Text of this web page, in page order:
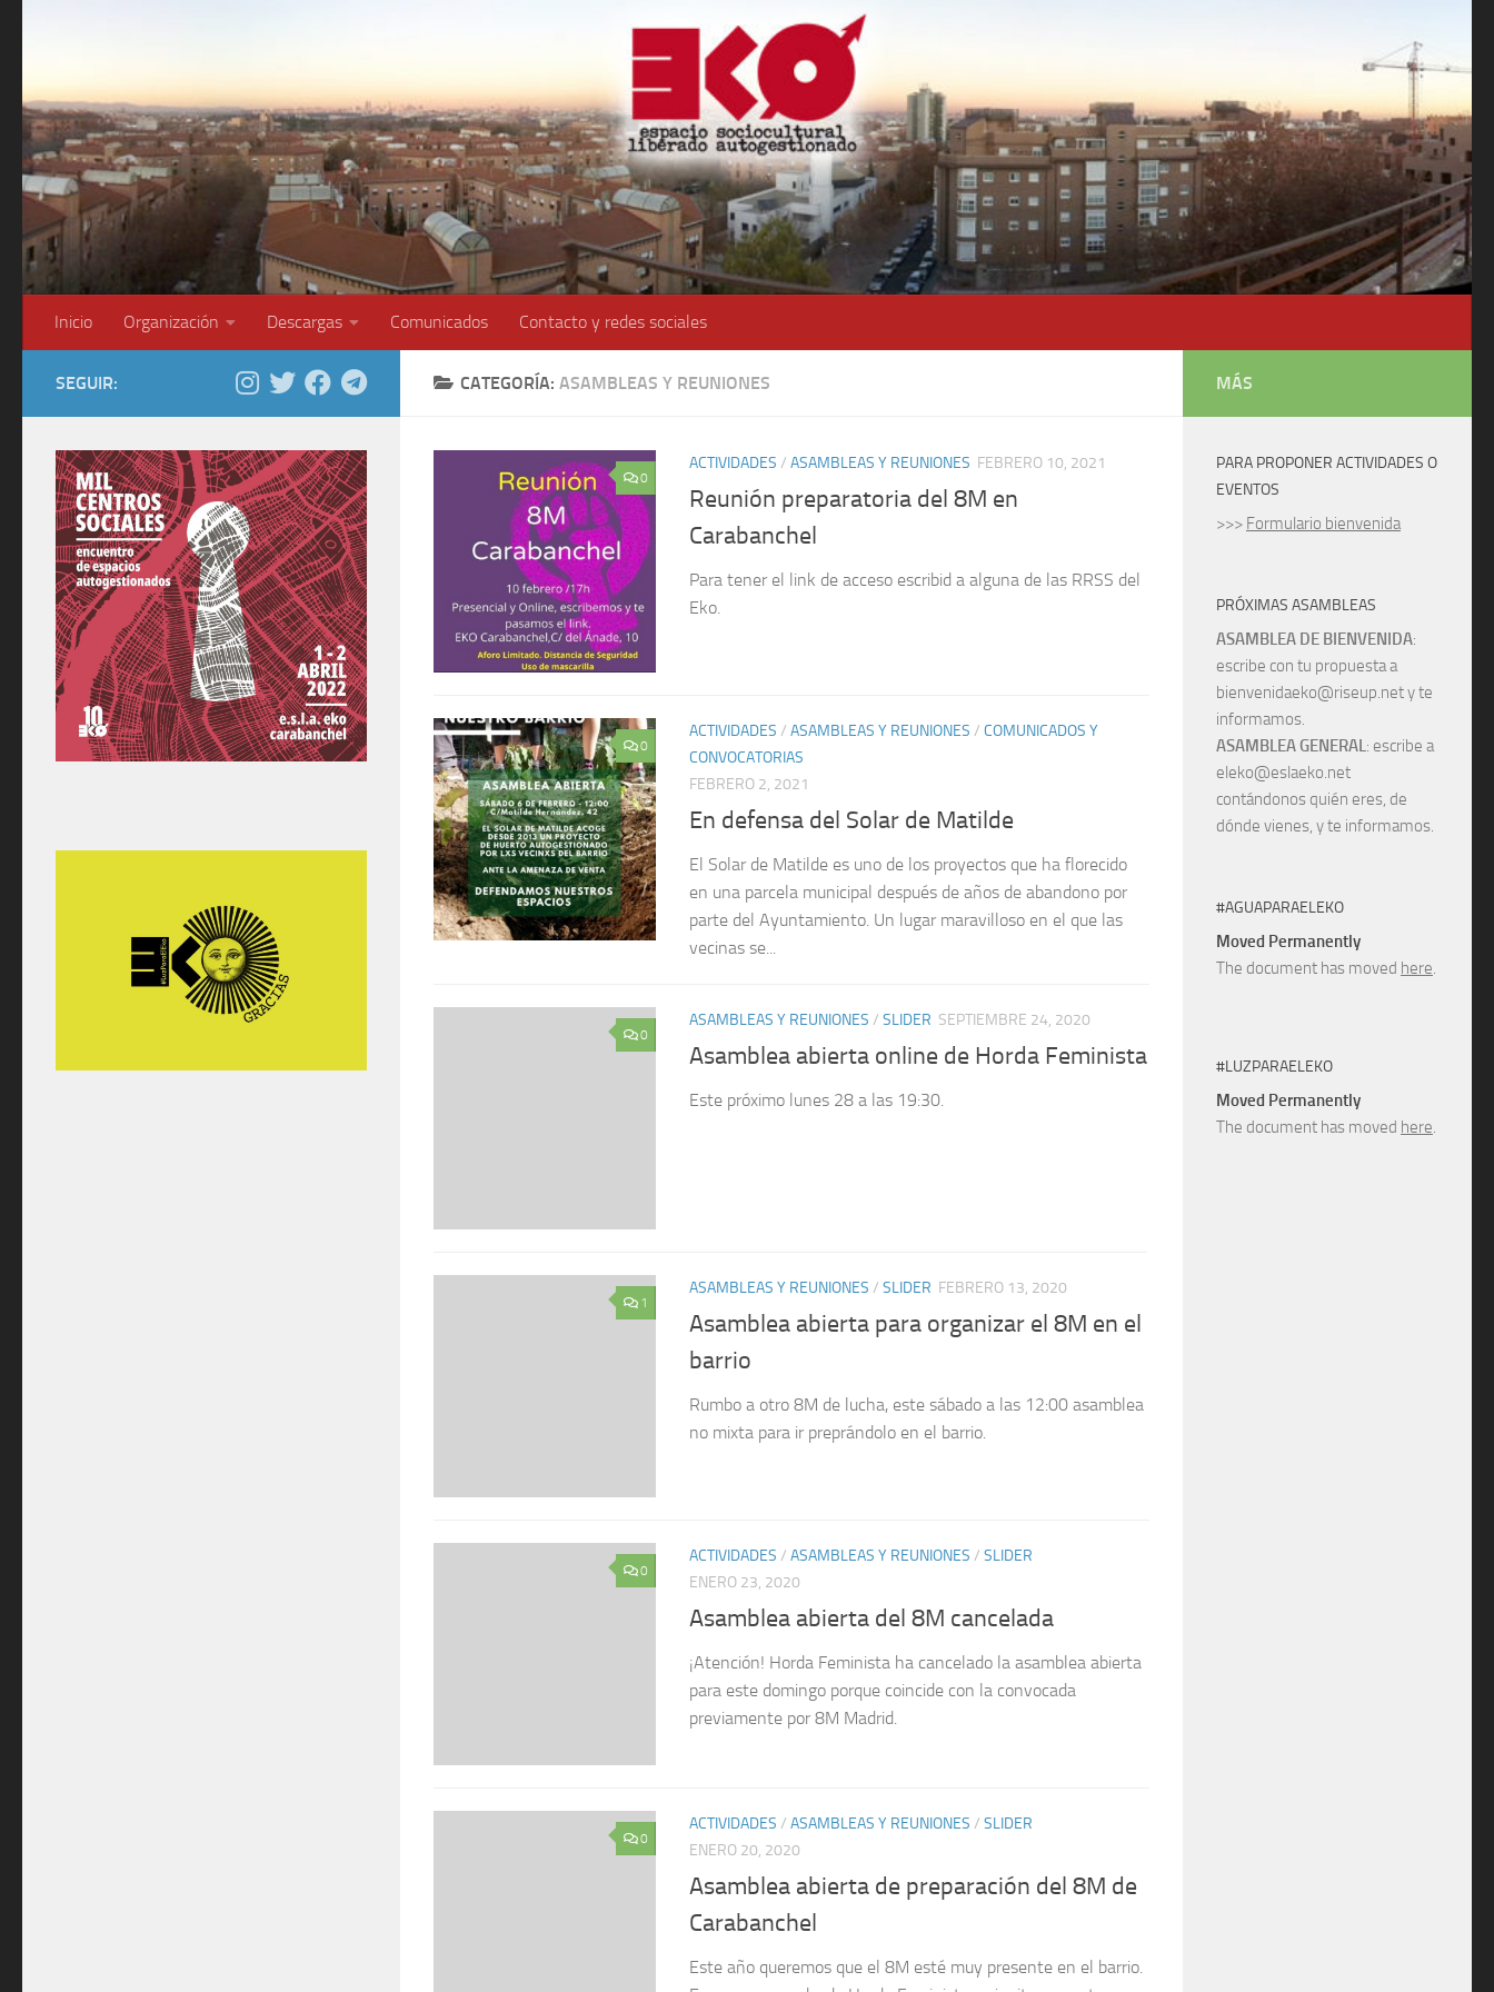
Inicio Organización Descargas Comunicados Contacto y redes sociales
CATEGORÍA: ASAMBLEAS Y REUNIONES
0
ACTIVIDADES / ASAMBLEAS Y REUNIONES FEBRERO 10, 2021
Reunión preparatoria del 8M en
Carabanchel
Para tener el link de acceso escribid a alguna de las RRSS del
Eko.
0
ACTIVIDADES / ASAMBLEAS Y REUNIONES / COMUNICADOS Y
CONVOCATORIAS
FEBRERO 2, 2021
En defensa del Solar de Matilde
El Solar de Matilde es uno de los proyectos que ha florecido
en una parcela municipal después de años de abandono por
parte del Ayuntamiento. Un lugar maravilloso en el que las
vecinas se...
0
ASAMBLEAS Y REUNIONES / SLIDER SEPTIEMBRE 24, 2020
Asamblea abierta online de Horda Feminista
Este próximo lunes 28 a las 19:30.
1
ASAMBLEAS Y REUNIONES / SLIDER FEBRERO 13, 2020
Asamblea abierta para organizar el 8M en el
barrio
Rumbo a otro 8M de lucha, este sábado a las 12:00 asamblea
no mixta para ir preprándolo en el barrio.
0
ACTIVIDADES / ASAMBLEAS Y REUNIONES / SLIDER
ENERO 23, 2020
Asamblea abierta del 8M cancelada
¡Atención! Horda Feminista ha cancelado la asamblea abierta
para este domingo porque coincide con la convocada
previamente por 8M Madrid.
0
ACTIVIDADES / ASAMBLEAS Y REUNIONES / SLIDER
ENERO 20, 2020
Asamblea abierta de preparación del 8M de
Carabanchel
Este año queremos que el 8M esté muy presente en el barrio.
SEGUIR: MÁS
PARA PROPONER ACTIVIDADES O
EVENTOS
>>> Formulario bienvenida
PRÓXIMAS ASAMBLEAS
ASAMBLEA DE BIENVENIDA:
escribe con tu propuesta a
bienvenidaeko@riseup.net y te
informamos.
ASAMBLEA GENERAL: escribe a
eleko@eslaeko.net
contándonos quién eres, de
dónde vienes, y te informamos.
#AGUAPARAELEKO
Moved Permanently
The document has moved here.
#LUZPARAELEKO
Moved Permanently
The document has moved here.